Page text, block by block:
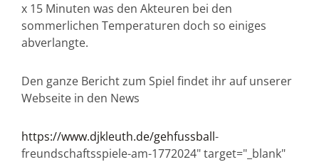
x 15 Minuten was den Akteuren bei den
sommerlichen Temperaturen doch so einiges
abverlangte.
Den ganze Bericht zum Spiel findet ihr auf unserer
Webseite in den News
https://www.djkleuth.de/gehfussball-
freundschaftsspiele-am-1772024" target="_blank"